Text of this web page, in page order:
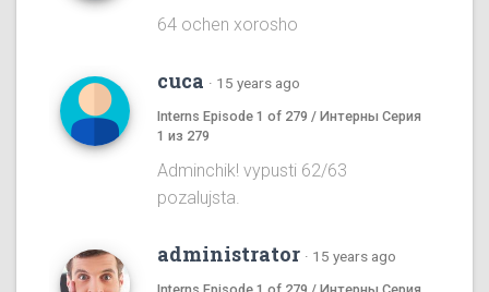
64 ochen xorosho
cuca · 15 years ago
Interns Episode 1 of 279 / Интерны Серия
1 из 279
Adminchik! vypusti 62/63
pozalujsta.
administrator · 15 years ago